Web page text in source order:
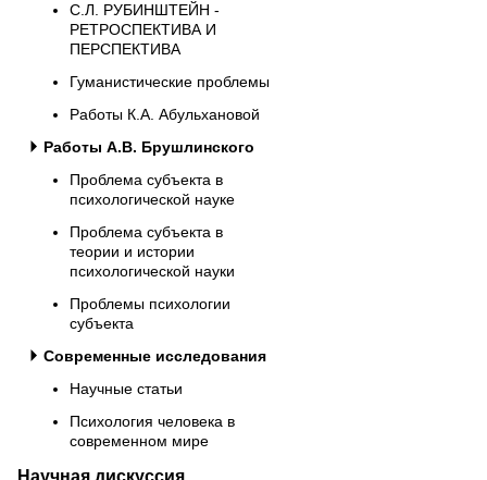
С.Л. РУБИНШТЕЙН -
РЕТРОСПЕКТИВА И
ПЕРСПЕКТИВА
Гуманистические проблемы
Работы К.А. Абульхановой
Работы А.В. Брушлинского
Проблема субъекта в
психологической науке
Проблема субъекта в
теории и истории
психологической науки
Проблемы психологии
субъекта
Современные исследования
Научные статьи
Психология человека в
современном мире
Научная дискуссия